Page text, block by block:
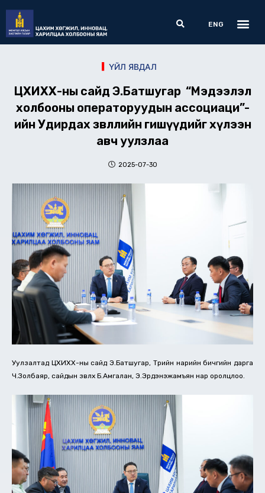
content
Search
ENG
ҮЙЛ ЯВДАЛ
ЦХИХХ-ны сайд Э.Батшугар “Мэдээлэл
холбооны операторуудын ассоциаци”-
ийн Удирдах зөвлөлийн гишүүдийг хүлээн
авч уулзлаа
2025-07-30
Уулзалтад ЦХИХХ-ны сайд Э.Батшугар, Төрийн нарийн бичгийн дарга
Ч.Золбаяр, сайдын зөвлөх Б.Амгалан, Э.Эрдэнэжамъян нар оролцлоо.